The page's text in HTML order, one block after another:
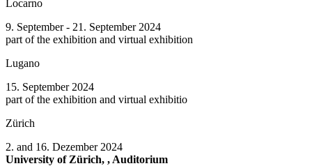
Locarno
9. September - 21. September 2024
part of the exhibition and virtual exhibition
Lugano
15. September 2024
part of the exhibition and virtual exhibitio
Zürich
2. and 16. Dezember 2024
University of Zürich, , Auditorium